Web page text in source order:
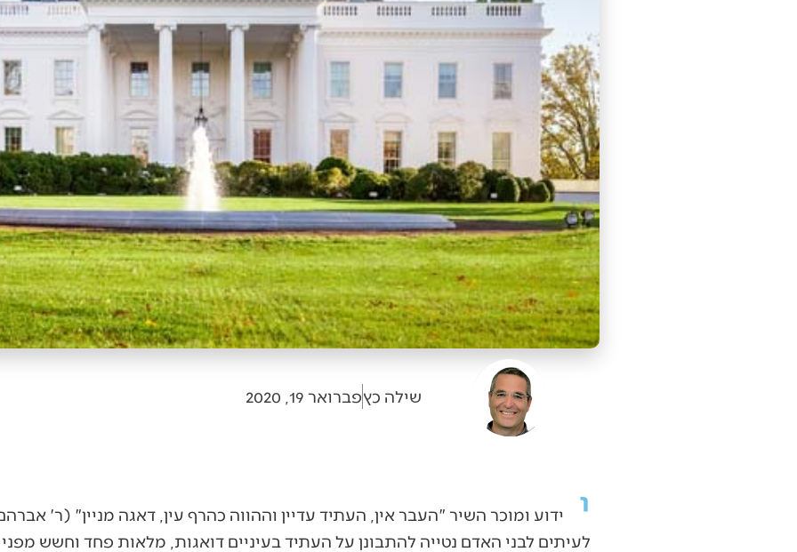
שילה כץפברואר 19, 2020
י
ידוע ומוכר השיר "העבר אין, העתיד עדיין וההווה כהרף עין, דאגה מניין" (ר'
לעיתים לבני האדם נטייה להתבונן על העתיד בעיניים דואגות, מלאות פחד וחשש